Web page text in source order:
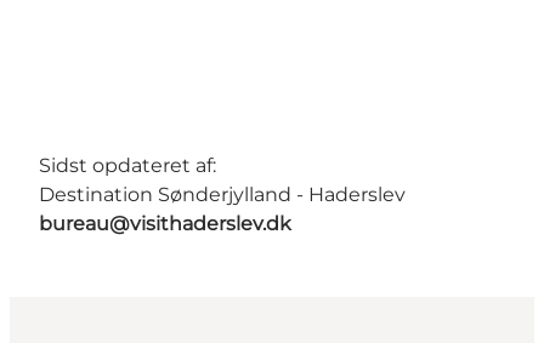
Sidst opdateret af:
Destination Sønderjylland - Haderslev
bureau@visithaderslev.dk